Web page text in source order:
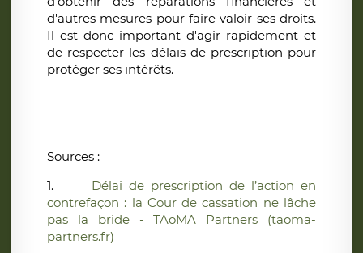
d'autres mesures pour faire valoir ses droits.
Il est donc important d'agir rapidement et
de respecter les délais de prescription pour
protéger ses intérêts.
Sources :
1.
Délai de prescription de l’action en
contrefaçon : la Cour de cassation ne lâche
pas la bride - TAoMA Partners (taoma-
partners.fr)